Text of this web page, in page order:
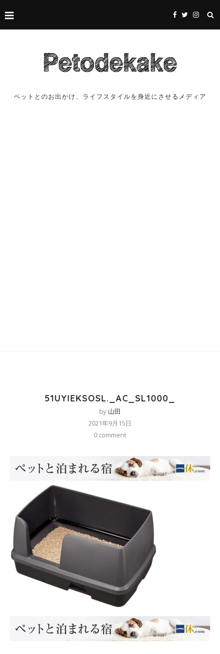
ペットとのお出かけ、ライフスタイルを身近にさせるメディア
51UYIEKSOSL._AC_SL1000_
by 山田
2021年9月15日
0 comment